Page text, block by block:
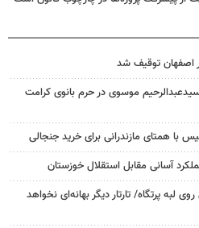
موسوی در حرم بانوی کرامت
با همتای مازندرانی برای خرید جنجالی
آسانی مقابل استقلال خوزستان
پرتگاه/ تارتار دیگر بهانه‌ای نخواهد